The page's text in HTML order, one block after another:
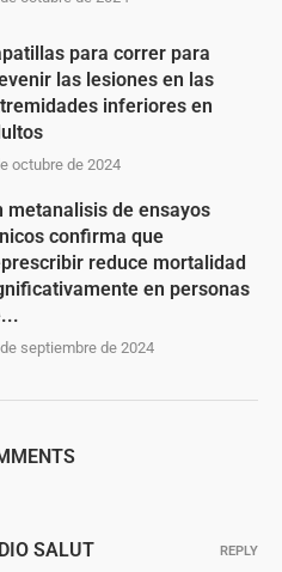
para correr para
las lesiones en las
inferiores en
octubre de 2024
metanalisis de ensayos
confirma que
reduce mortalidad
en personas
septiembre de 2024
SALUT REPLY